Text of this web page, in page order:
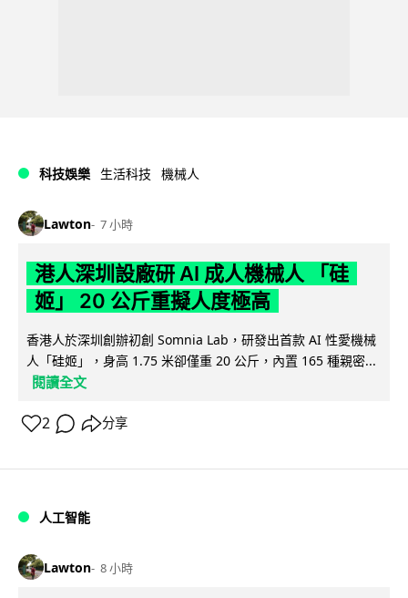
科技娛樂 生活科技 機械人
Lawton 7 小時
港人深圳設廠研 AI 成人機械人 「硅
姬」 20 公斤重擬人度極高
香港人於深圳創辦初創 Somnia Lab，研發出首款 AI 性愛機械
人「硅姬」，身高 1.75 米卻僅重 20 公斤，內置 165 種親密...
閱讀全文
2 分享
人工智能
Lawton 8 小時